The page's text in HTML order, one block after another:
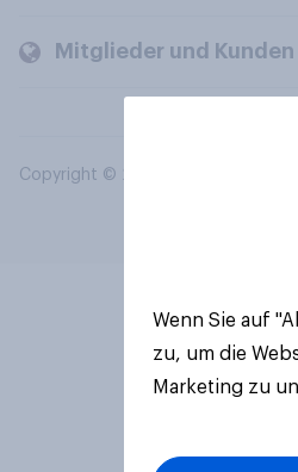
Mitglieder und Kunden
Copyright © 2026 YouGov PLC.
Wenn Sie auf
zu, um die
Marketing zu